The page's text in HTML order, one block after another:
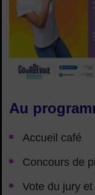
Au
Accueil café
Concours de
Vote du jury